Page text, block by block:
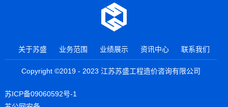
关于苏盛 业务范围 业绩展示 资讯中心 联系我们
Copyright ©2019 - 2023 江苏苏盛工程造价咨询有限公司
苏ICP备09060592号-1